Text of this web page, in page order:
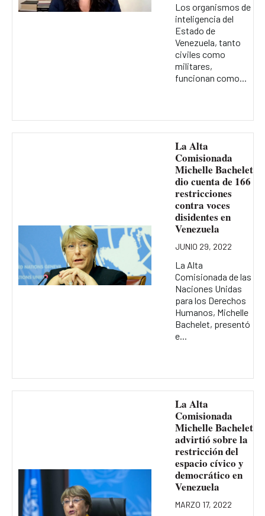
Los organismos de
inteligencia del
Estado de
Venezuela, tanto
civiles como
militares,
funcionan como...
La Alta
Comisionada
Michelle Bachelet
dio cuenta de 166
restricciones
contra voces
disidentes en
Venezuela
JUNIO 29, 2022
La Alta
Comisionada de las
Naciones Unidas
para los Derechos
Humanos, Michelle
Bachelet, presentó
e...
La Alta
Comisionada
Michelle Bachelet
advirtió sobre la
restricción del
espacio cívico y
democrático en
Venezuela
MARZO 17, 2022